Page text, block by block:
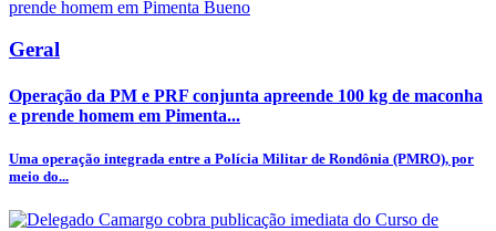
Geral
Operação da PM e PRF conjunta apreende 100 kg de maconha
e prende homem em Pimenta...
Uma operação integrada entre a Polícia Militar de Rondônia (PMRO), por
meio do...